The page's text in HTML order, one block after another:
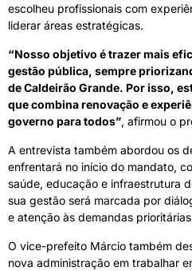
escolheu profissionais com
liderar áreas estratégicas.
“Nosso objetivo é trazer mais
gestão pública, sempre
de Caldeirão Grande. Por isso,
que combina renovação e
governo para todos”, afirmou o
A entrevista também abordou os
enfrentará no início do mandato,
saúde, educação e infraestrutura
sua gestão será marcada por
e atenção às demandas
O vice-prefeito Márcio também
nova administração em trabalhar